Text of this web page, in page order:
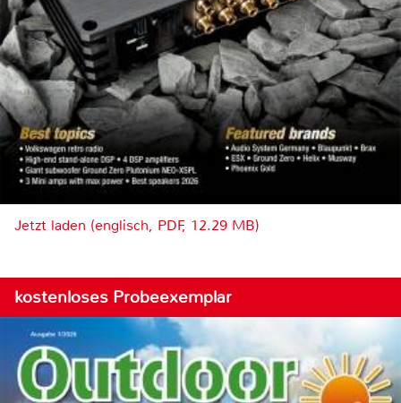
Jetzt laden (englisch, PDF, 12.29 MB)
kostenloses Probeexemplar